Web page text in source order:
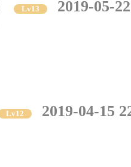
Lv13
2019-05-
Lv12
2019-04-15